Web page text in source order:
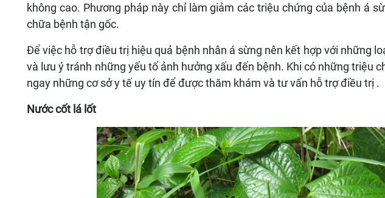
không cao. Phương pháp này chỉ làm giảm các triệu chứng của bệnh á
chữa bệnh tận gốc.
Để việc hỗ trợ điều trị hiệu quả bệnh nhân á sừng nên kết hợp với những
và lưu ý tránh những yếu tố ảnh hưởng xấu đến bệnh. Khi có những triệu
ngay những cơ sở y tế uy tín để được thăm khám và tư vấn hỗ trợ điều trị .
Nước cốt lá lốt